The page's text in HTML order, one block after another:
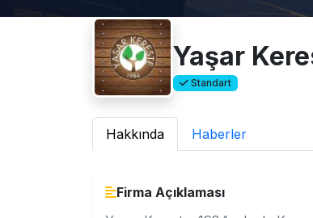
Yaşar
Standart
Hakkında Haberler
Firma Açıklaması